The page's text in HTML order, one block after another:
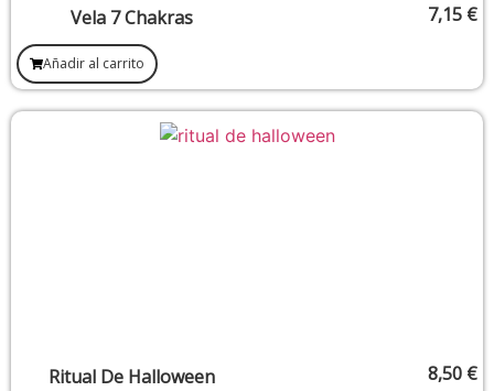
Vela 7 Chakras 7,15 €
Añadir al carrito
Ritual De Halloween 8,50 €